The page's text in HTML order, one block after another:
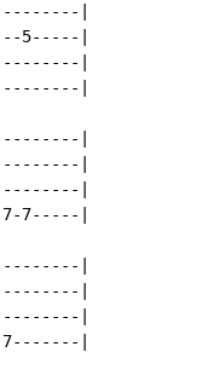
|
5-----|
|
|
|
|
|
7-----|
|
|
|
|